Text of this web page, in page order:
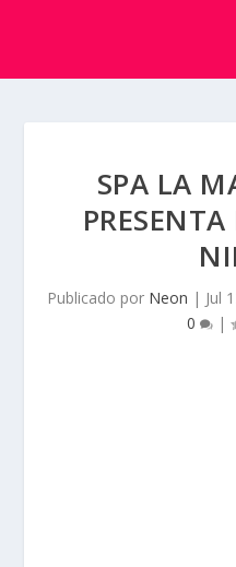
SPA LA
Publicado por Neon | Jul
0
|